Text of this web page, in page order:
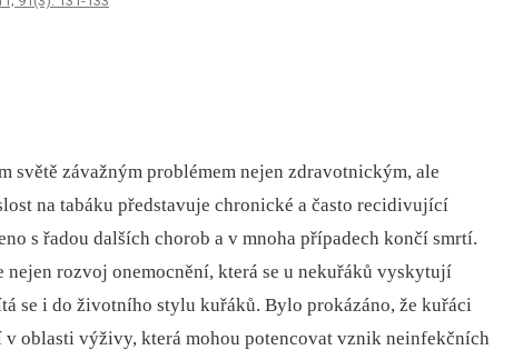
světě závažným problémem nejen zdravotnickým, ale
na tabáku představuje chronické a často recidivující
s řadou dalších chorob a v mnoha případech končí smrtí.
nejen rozvoj onemocnění, která se u nekuřáků vyskytují
se i do životního stylu kuřáků. Bylo prokázáno, že kuřáci
oblasti výživy, která mohou potencovat vznik neinfekčních